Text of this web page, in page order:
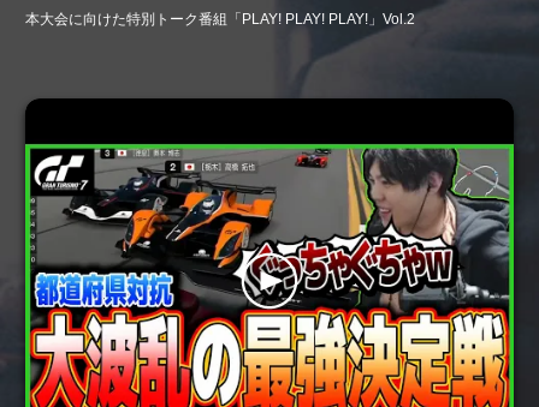
本大会に向けた特別トーク番組「PLAY! PLAY! PLAY!」Vol.2